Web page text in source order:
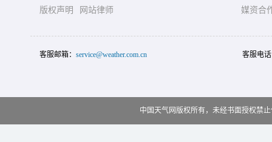
版权声明
网站律师
媒资合
客服邮箱： service@weather.com.cn 客服电
中国天气网版权所有，未经书面授权